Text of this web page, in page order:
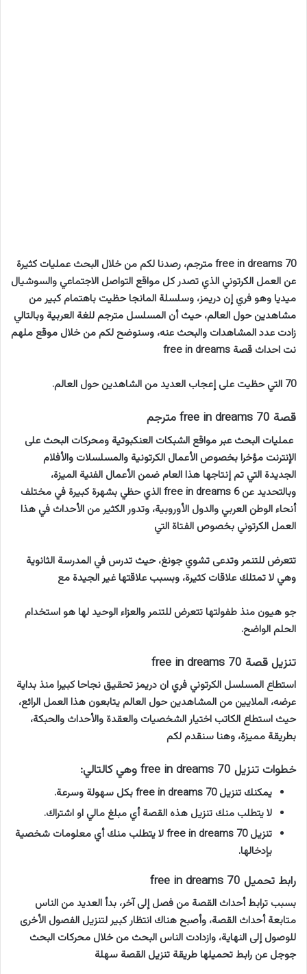
70 free in dreams مترجم، رصدنا لكم من خلال البحث عمليات كثيرة
عن العمل الكرتوني الذي تصدر كل مواقع التواصل الاجتماعي والسوشيال
ميديا وهو فري إن دريمز، وسلسلة المانجا حظيت باهتمام كبير من
مشاهدين حول العالم، حيث أن المسلسل مترجم للغة العربية وبالتالي
زادت عدد المشاهدات والبحث عنه، وسنوضح لكم من خلال موقع ملهم
نت احداث قصة free in dreams
70 التي حظيت على إعجاب العديد من الشاهدين حول العالم.
قصة 70 free in dreams مترجم
عمليات البحث عبر مواقع الشبكات العنكبوتية ومحركات البحث على
الإنترنت مؤخرا بخصوص الأعمال الكرتونية والمسلسلات والأفلام
الجديدة التي تم إنتاجها هذا العام ضمن الأعمال الفنية الميزة،
وبالتحديد عن 6 free in dreams الذي حظي بشهرة كبيرة في مختلف
أنحاء الوطن العربي والدول الأوروبية، وتدور الكثير من الأحداث في هذا
العمل الكرتوني بخصوص الفتاة التي
تتعرض للتنمر وتدعى تشوي جونغ، حيث تدرس في المدرسة الثانوية
وهي لا تمتلك علاقات كثيرة، وبسبب علاقتها غير الجيدة مع
جو هيون منذ طفولتها تتعرض للتنمر والعزاء الوحيد لها هو استخدام
الحلم الواضح.
تنزيل قصة 70 free in dreams
استطاع المسلسل الكرتوني فري ان دريمز تحقيق نجاحا كبيرا منذ بداية
عرضه، الملايين من المشاهدين حول العالم يتابعون هذا العمل الرائع،
حيث استطاع الكاتب اختيار الشخصيات والعقدة والأحداث والحبكة،
بطريقة مميزة، وهنا سنقدم لكم
خطوات تنزيل 70 free in dreams وهي كالتالي:
يمكنك تنزيل 70 free in dreams بكل سهولة وسرعة.
لا يتطلب منك تنزيل هذه القصة أي مبلغ مالي او اشتراك.
تنزيل 70 free in dreams لا يتطلب منك أي معلومات شخصية
بإدخالها.
رابط تحميل 70 free in dreams
بسبب ترابط أحداث القصة من فصل إلى آخر، بدأ العديد من الناس
متابعة أحداث القصة، وأصبح هناك انتظار كبير لتنزيل الفصول الأخرى
للوصول إلى النهاية، وازدادت الناس البحث من خلال محركات البحث
جوجل عن رابط تحميلها طريقة تنزيل القصة سهلة